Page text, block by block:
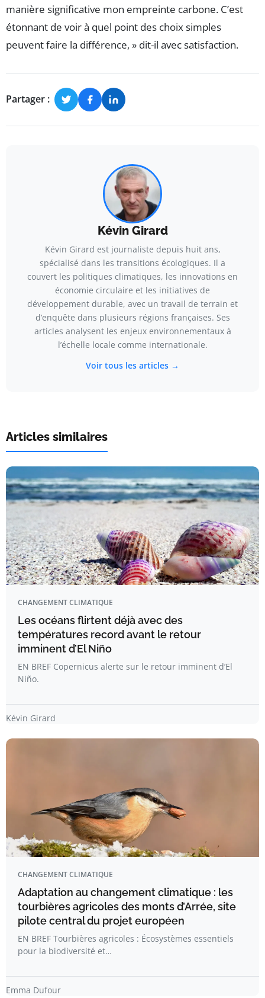
manière significative mon empreinte carbone. C’est
étonnant de voir à quel point des choix simples
peuvent faire la différence, » dit-il avec satisfaction.
Partager :
Kévin Girard
Kévin Girard est journaliste depuis huit ans,
spécialisé dans les transitions écologiques. Il a
couvert les politiques climatiques, les innovations en
économie circulaire et les initiatives de
développement durable, avec un travail de terrain et
d’enquête dans plusieurs régions françaises. Ses
articles analysent les enjeux environnementaux à
l’échelle locale comme internationale.
Voir tous les articles →
Articles similaires
CHANGEMENT CLIMATIQUE
Les océans flirtent déjà avec des
températures record avant le retour
imminent d’El Niño
EN BREF Copernicus alerte sur le retour imminent d’El
Niño.
Kévin Girard
CHANGEMENT CLIMATIQUE
Adaptation au changement climatique : les
tourbières agricoles des monts d’Arrée, site
pilote central du projet européen
EN BREF Tourbières agricoles : Écosystèmes essentiels
pour la biodiversité et…
Emma Dufour